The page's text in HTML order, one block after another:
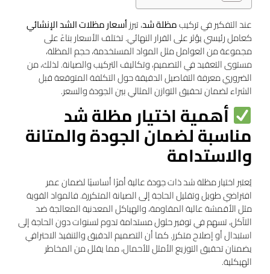
عند التفكير في تركيبمظلة شد، تبرزأسعار مظلات الشد الإنشائي
كعامل رئيسي يؤثر على القرار النهائي. تختلف الأسعار بناءً على
مجموعة من العوامل مثل المواد المستخدمة، حجم المظلة،
مستوى التعقيد في التصميم، وتكاليف التركيب والصيانة. لذلك، من
الضروري معرفة التفاصيل الدقيقة حول التكلفة المتوقعة قبل
الشراء لضمان تحقيق التوازن المثالي بين الجودة والسعر.
أهمية اختيار مظلة شد
مناسبة لضمان الجودة والمتانة
والاستدامة
يُعتبر اختيار مظلة شد ذات جودة عالية أمرًا أساسيًا لضمان عمر
افتراضي طويل وتقليل الحاجة إلى الصيانة المتكررة. فالمواد القوية
مثل الأقمشة عالية المقاومة، والهياكل المعدنية المعالجة ضد
التآكل، تسهم في توفير حلول مستدامة تدوم لسنوات دون الحاجة إلى
استبدال أو إصلاح متكرر. كما أن التصميم الدقيق والتنفيذ الاحترافي
يضمنان تحقيق التوزيع الأمثل للأحمال، مما يقلل من المخاطر
الهيكلية.